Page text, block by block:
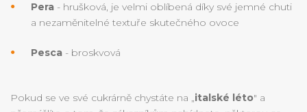
Pera - hrušková, je velmi oblíbená díky své jemné chuti
a nezaměnitelné textuře skutečného ovoce
Pesca - broskvová
Pokud se ve své cukrárně chystáte na „italské léto" a